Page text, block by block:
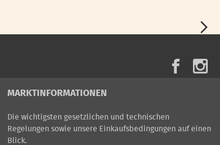
MARKTINFORMATIONEN
Die wichtigsten gesetzlichen und technischen
Regelungen sowie unsere Einkaufsbedingungen auf einen
Blick.